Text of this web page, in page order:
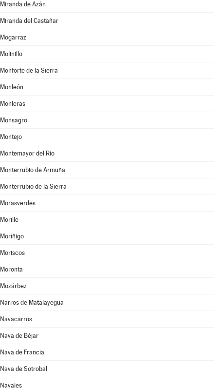
Miranda de Azán
Miranda del Castañar
Mogarraz
Molinillo
Monforte de la Sierra
Monleón
Monleras
Monsagro
Montejo
Montemayor del Río
Monterrubio de Armuña
Monterrubio de la Sierra
Morasverdes
Morille
Moríñigo
Moriscos
Moronta
Mozárbez
Narros de Matalayegua
Navacarros
Nava de Béjar
Nava de Francia
Nava de Sotrobal
Navales